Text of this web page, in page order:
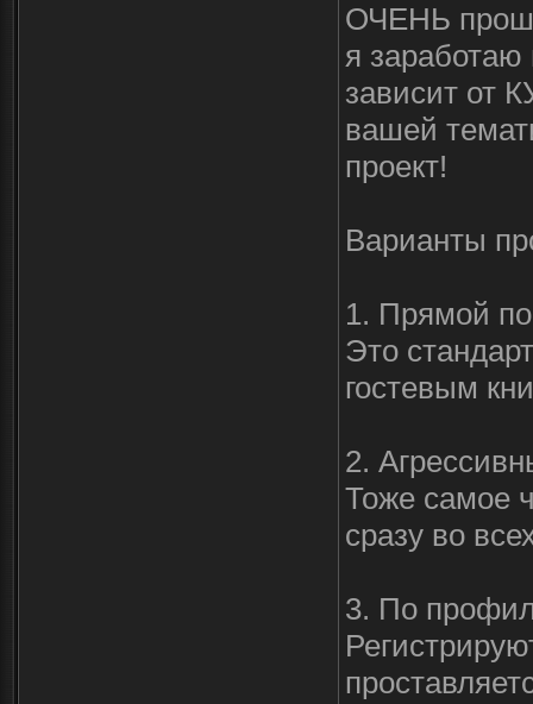
ОЧЕНЬ прошу
я
зависит от
вашей
проект!
Варианты
1. Прямой
Это
гостевым
2.
Тоже самое
сразу во
3. По